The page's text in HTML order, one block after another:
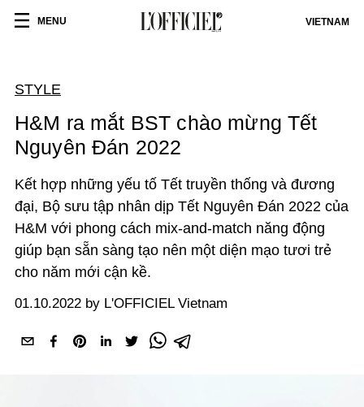
MENU VIETNAM
STYLE
H&M ra mắt BST chào mừng Tết
Nguyên Đán 2022
Kết hợp những yếu tố Tết truyền thống và đương
đại, Bộ sưu tập nhân dịp Tết Nguyên Đán 2022 của
H&M với phong cách mix-and-match năng động
giúp bạn sẵn sàng tạo nên một diện mạo tươi trẻ
cho năm mới cận kề.
01.10.2022 by L'OFFICIEL Vietnam